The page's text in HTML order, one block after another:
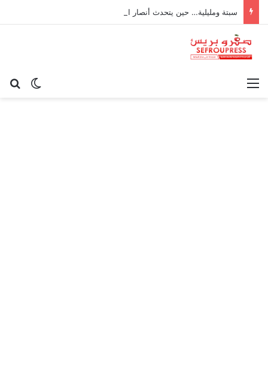
سبتة ومليلية… حين يتحدث أنصار الديمقراطية بلسان الاستعمار
الوضع القائمة